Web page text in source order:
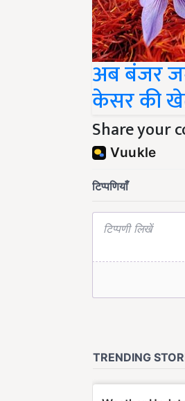
अब बंजर
केसर की
Share your